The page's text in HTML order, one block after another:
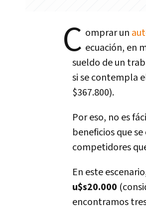
C omprar un
ecuación, en
sueldo de un
si se contempla
$367.800).
Por eso, no es
beneficios que
competidores
En este
u$s20.000
encontramos